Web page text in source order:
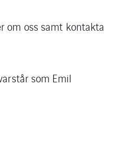
om oss samt kontakta
som Emil